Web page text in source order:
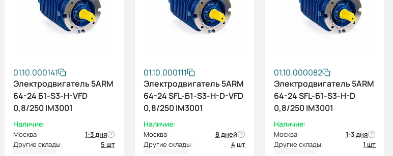
01.10.000141
Электродвигатель 5ARM
64-24 Б1-S3-H-VFD
0,8/250 IM3001
Наличие:
Москва:
1-3 дня
Другие склады:
5 шт
01.10.000111
Электродвигатель 5ARM
64-24 SFL-Б1-S3-H-D-VFD
0,8/250 IM3001
Наличие:
Москва:
8 дней
Другие склады:
4 шт
01.10.000082
Электродвигатель 5ARM
64-24 SFL-Б1-S3-H-D
0,8/250 IM3001
Наличие:
Москва:
1-3 дня
Другие склады:
1 шт